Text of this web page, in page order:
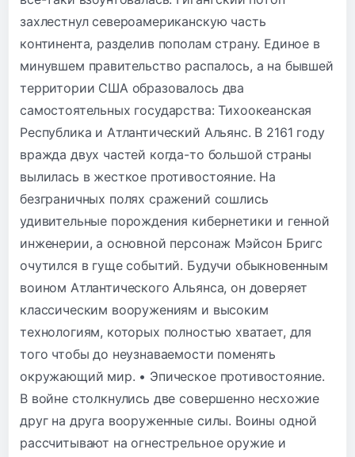
захлестнул североамериканскую часть
континента, разделив пополам страну. Единое в
минувшем правительство распалось, а на бывшей
территории США образовалось два
самостоятельных государства: Тихоокеанская
Республика и Атлантический Альянс. В 2161 году
вражда двух частей когда-то большой страны
вылилась в жесткое противостояние. На
безграничных полях сражений сошлись
удивительные порождения кибернетики и генной
инженерии, а основной персонаж Мэйсон Бригс
очутился в гуще событий. Будучи обыкновенным
воином Атлантического Альянса, он доверяет
классическим вооружениям и высоким
технологиям, которых полностью хватает, для
того чтобы до неузнаваемости поменять
окружающий мир. • Эпическое противостояние.
В войне столкнулись две совершенно несхожие
друг на друга вооруженные силы. Воины одной
рассчитывают на огнестрельное оружие и